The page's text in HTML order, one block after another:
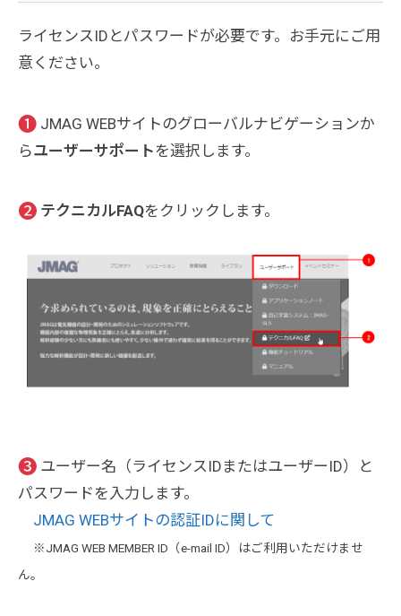
ライセンスIDとパスワードが必要です。お手元にご用
意ください。
❶ JMAG WEBサイトのグローバルナビゲーションか
らユーザーサポート を選択します。
❷ テクニカルFAQをクリックします。
❸ ユーザー名（ライセンスIDまたはユーザーID）と
パスワードを入力します。
JMAG WEBサイトの認証IDに関して
※JMAG WEB MEMBER ID（e-mail ID）はご利用いただけませ
ん。